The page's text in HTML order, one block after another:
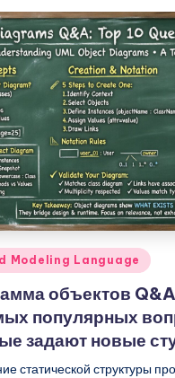
Modeling Language
объектов
популярных
задают новые
статической структуры